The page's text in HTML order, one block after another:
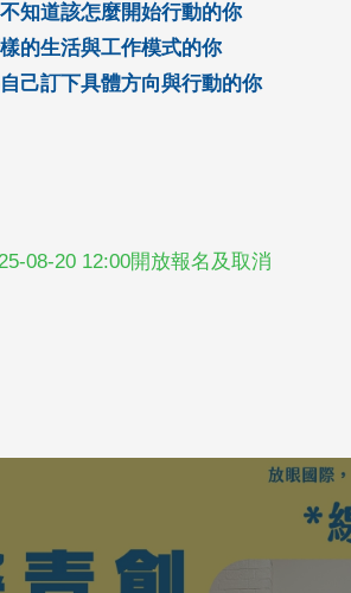
知道該怎麼開始行動的你
的生活與工作模式的你
己訂下具體方向與行動的你
08-20 12:00開放報名及取消